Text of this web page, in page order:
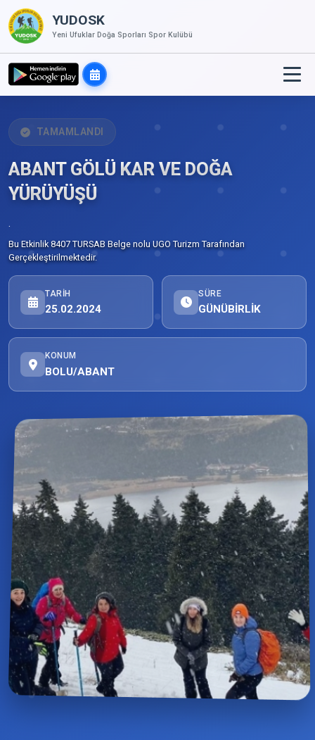
YUDOSK
Yeni Ufuklar Doğa Sporları Spor Kulübü
TAMAMLANDI
ABANT GÖLÜ KAR VE DOĞA
YÜRÜYÜŞÜ
.
Bu Etkinlik 8407 TURSAB Belge nolu UGO Turizm Tarafından
Gerçekleştirilmektedir.
TARIH
25.02.2024
SÜRE
GÜNÜBİRLİK
KONUM
BOLU/ABANT